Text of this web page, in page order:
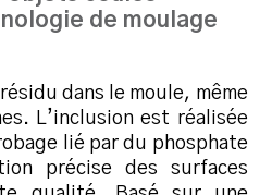
de moulage
dans le moule, même
L’inclusion est réalisée
lié par du phosphate
précise des surfaces